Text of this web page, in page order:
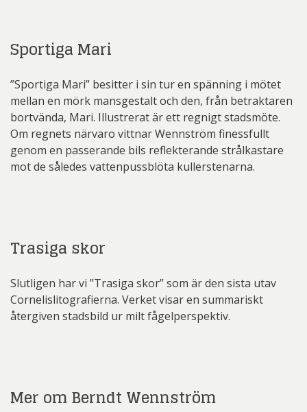
Sportiga Mari
”Sportiga Mari” besitter i sin tur en spänning i mötet
mellan en mörk mansgestalt och den, från betraktaren
bortvända, Mari. Illustrerat är ett regnigt stadsmöte.
Om regnets närvaro vittnar Wennström finessfullt
genom en passerande bils reflekterande strålkastare
mot de således vattenpussblöta kullerstenarna.
Trasiga skor
Slutligen har vi ”Trasiga skor” som är den sista utav
Cornelislitografierna. Verket visar en summariskt
återgiven stadsbild ur milt fågelperspektiv.
Mer om Berndt Wennström